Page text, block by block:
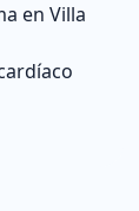
en Villa